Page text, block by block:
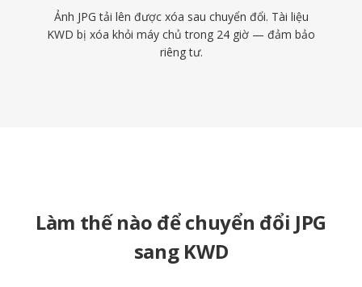
Ảnh JPG tải lên được xóa sau chuyển đổi. Tài liệu
KWD bị xóa khỏi máy chủ trong 24 giờ — đảm bảo
riêng tư.
Làm thế nào để chuyển đổi JPG
sang KWD